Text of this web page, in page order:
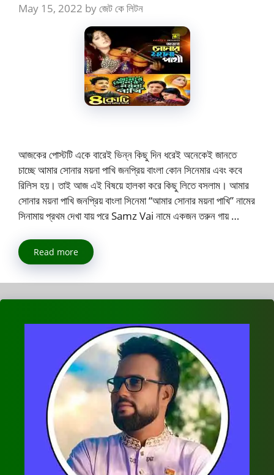
May 15, 2022 byজেট কে লিটন
আজকের পোস্টটি একে বারেই ভিন্ন কিছু দিন ধরেই অনেকেই জানতে
চাচ্ছে আমার সোনার ময়না পাখি জনপ্রিয় বাংলা কোন সিনেমার এবং কবে
রিলিস হয়। তাই আজ এই বিষয়ে হালকা করে কিছু লিতে বসলাম। আমার
সোনার ময়না পাখি জনপ্রিয় বাংলা সিনেমা “আমার সোনার ময়না পাখি” নামের
সিনামায় প্রথম দেখা যায় পরে Samz Vai নামে একজন তরুন গায় …
Read more